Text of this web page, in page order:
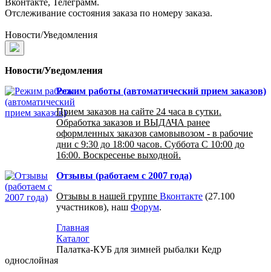
Вконтакте, Телеграмм.
Отслеживание состояния заказа по номеру заказа.
Новости/Уведомления
Новости/Уведомления
Режим работы (автоматический прием заказов)
Прием заказов на сайте 24 часа в сутки.
Обработка заказов и ВЫДАЧА ранее
оформленных заказов самовывозом - в рабочие
дни с 9:30 до 18:00 часов. Суббота С 10:00 до
16:00. Воскресенье выходной.
Отзывы (работаем с 2007 года)
Отзывы в нашей группе Вконтакте (27.100
участников), наш Форум.
Главная
Каталог
Палатка-КУБ для зимней рыбалки Кедр
однослойная